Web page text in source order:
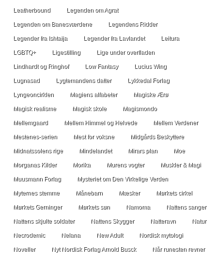
Leatherbound Legenden om Agrat
Legenden om Banesværdene Legendens Ridder
Legender fra Ishtaija Legender fra Lavlandet Leitura
LGBTQ+ Ligestilling Lige under overfladen
Lindhardt og Ringhof Low Fantasy Lucius Wing
Lugnasad Lygtemandens datter Lykkedal Forlag
Lyngeoncirklen Magiens alfabeter Magiske Ærø
Magisk realisme Magisk skole Magismondo
Mellemgaard Mellem Himmel og Helvede Mellem Verdener
Mestenes-serien Mest for voksne Midgårds Beskyttere
Midnatssolens rige Mindelandet Mirars plan Moe
Morganas Kilder Morika Murens vogter Muskler & Magi
Muusmann Forlag Mysteriet om Den Virkelige Verden
Myternes stemme Månebarn Mæsker Mørkets cirkel
Mørkets Gerninger Mørkets søn Namoma Nattens sanger
Nattens skjulte soldater Nattens Skygger Natteravn Natur
Necrodemic Nelana New Adult Nordisk mytologi
Noveller Nyt Nordisk Forlag Arnold Busck Når runesten revner